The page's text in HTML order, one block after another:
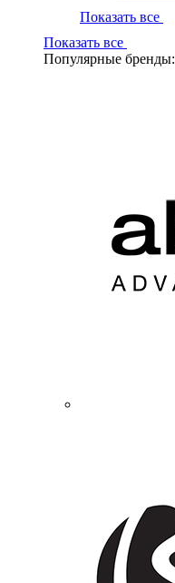
Показать все
Показать все
Популярные бренды: